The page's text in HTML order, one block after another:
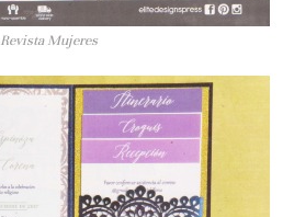
Revista Mujeres